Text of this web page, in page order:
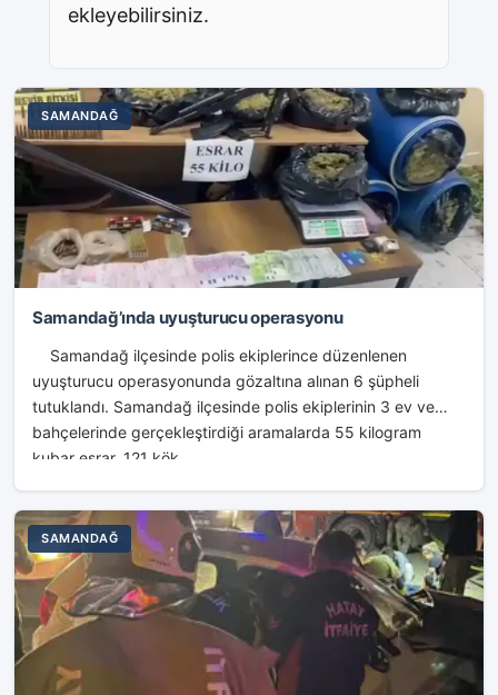
ekleyebilirsiniz.
SAMANDAĞ
Samandağ’ında uyuşturucu operasyonu
Samandağ ilçesinde polis ekiplerince düzenlenen
uyuşturucu operasyonunda gözaltına alınan 6 şüpheli
tutuklandı. Samandağ ilçesinde polis ekiplerinin 3 ev ve
bahçelerinde gerçekleştirdiği aramalarda 55 kilogram
kubar esrar, 121 kök...
SAMANDAĞ